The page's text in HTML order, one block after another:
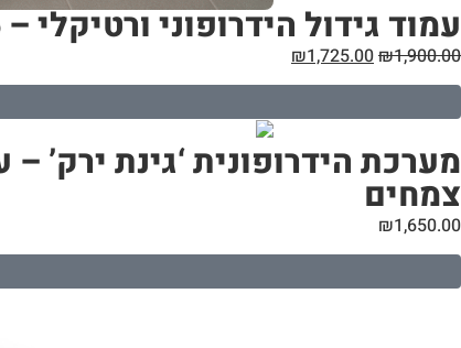
עמוד גידול הידרופוני ורטיקלי – 36 צמחים
₪1,900.00
₪1,725.00
צמחים
₪1,650.00